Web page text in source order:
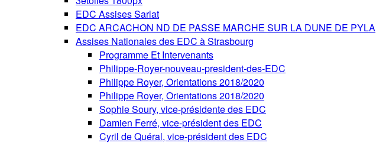
EDC Assises Sarlat
EDC ARCACHON ND DE PASSE MARCHE SUR LA DUNE DE PYLA
Assises Nationales des EDC à Strasbourg
Programme Et Intervenants
Philippe-Royer-nouveau-president-des-EDC
Philippe Royer, Orientations 2018/2020
Philippe Royer, Orientations 2018/2020
Sophie Soury, vice-présidente des EDC
Damien Ferré, vice-président des EDC
Cyril de Quéral, vice-président des EDC